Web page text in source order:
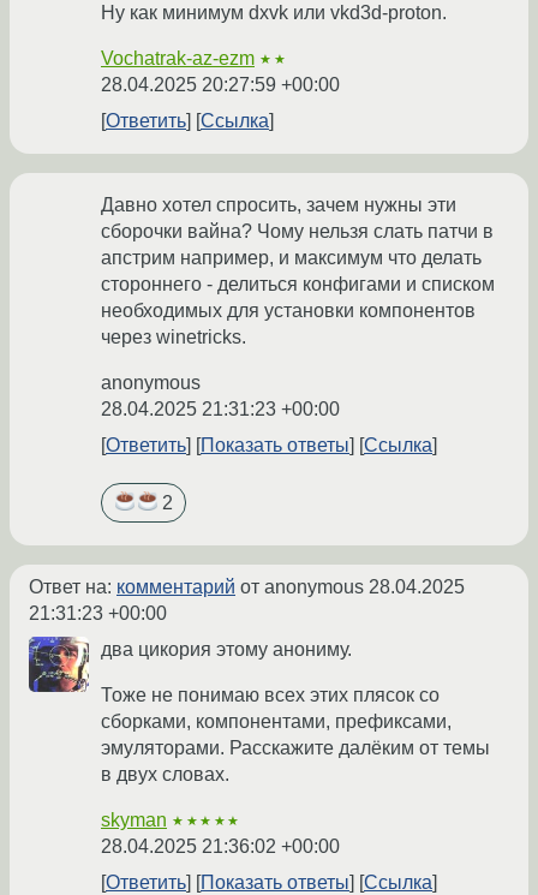
Ну как минимум dxvk или vkd3d-proton.
Vochatrak-az-ezm ★★
28.04.2025 20:27:59 +00:00
Ответить
Ссылка
Давно хотел спросить, зачем нужны эти
сборочки вайна? Чому нельзя слать патчи в
апстрим например, и максимум что делать
стороннего - делиться конфигами и списком
необходимых для установки компонентов
через winetricks.
anonymous
28.04.2025 21:31:23 +00:00
Ответить
Показать ответы Ссылка
2
Ответ на: комментарий от anonymous 28.04.2025
21:31:23 +00:00
два цикория этому анониму.
Тоже не понимаю всех этих плясок со
сборками, компонентами, префиксами,
эмуляторами. Расскажите далёким от темы
в двух словах.
skyman ★★★★★
28.04.2025 21:36:02 +00:00
Ответить
Показать ответы Ссылка